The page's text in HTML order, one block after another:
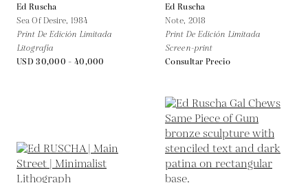
Ed Ruscha
Sea Of Desire, 1984
Print De Edición Limitada
Litografía
USD 30,000 - 40,000
Ed Ruscha
Note, 2018
Print De Edición Limitada
Screen-print
Consultar Precio